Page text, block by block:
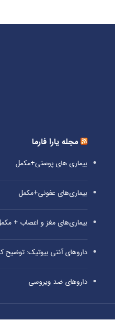
مجله یارا فارما
بیماری‌ های پوستی+مکمل
بیماری‌های عفونی+مکمل
بیماری‌های مغز و اعصاب +
داروهای آنتی‌ بیوتیک: توضیح
داروهای ضد ویروسی